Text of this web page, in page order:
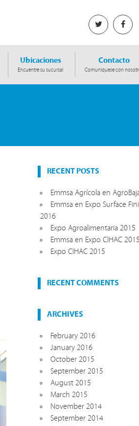
Ubicaciones
Encuentre su sucursal
Contacto
Comuniquese con
RECENT POSTS
Emmsa Agrícola en
Emmsa en Expo Surface
2016
Expo Agroalimentaria 2015
Emmsa en Expo CIHAC 2015
Expo CIHAC 2015
RECENT COMMENTS
ARCHIVES
February 2016
January 2016
October 2015
September 2015
August 2015
March 2015
November 2014
September 2014